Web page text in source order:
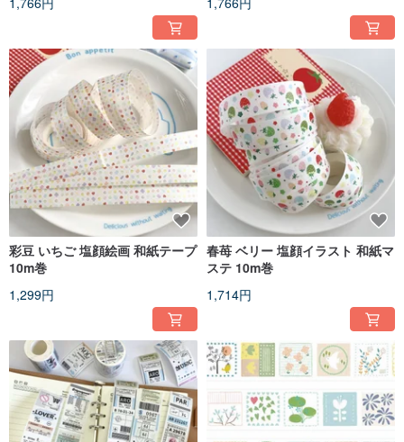
彩豆 いちご 塩顔絵画 和紙テープ
10m巻
1,299円
春苺 ベリー 塩顔イラスト 和紙マ
ステ 10m巻
1,714円